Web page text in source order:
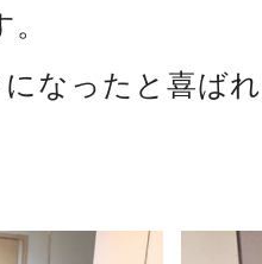
なったと喜ば